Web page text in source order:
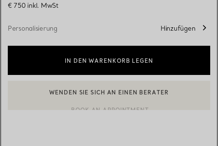
€ 750 inkl. MwSt
Personalisierung Hinzufügen
IN DEN WARENKORB LEGEN
BOOK AN APPOINTMENT